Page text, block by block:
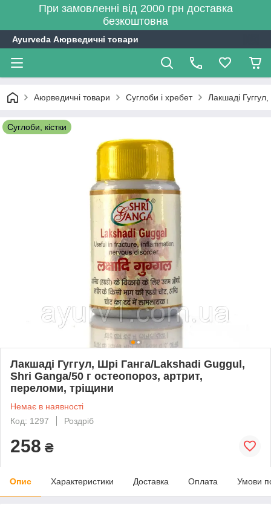
При замовленні від 2000 грн доставка
безкоштовна
Ayurveda Аюрведичні товари
Аюрведичні товари Суглоби і хребет Лакшаді
Суглоби, кістки
Лакшаді Гуггул, Шрі Ганга/Lakshadi Guggul,
Shri Ganga/50 г остеопороз, артрит,
переломи, тріщини
Немає в наявності
Код: 1297
Роздріб
258 ₴
Опис Характеристики Доставка Оплата Умови